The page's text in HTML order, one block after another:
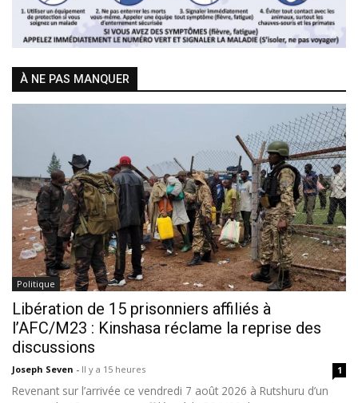
À NE PAS MANQUER
Politique
Libération de 15 prisonniers affiliés à
l’AFC/M23 : Kinshasa réclame la reprise des
discussions
Joseph Seven - Il y a 15 heures 1
Revenant sur l’arrivée ce vendredi 7 août 2026 à Rutshuru d’un